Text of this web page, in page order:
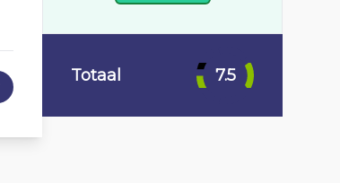
Totaal 7.5